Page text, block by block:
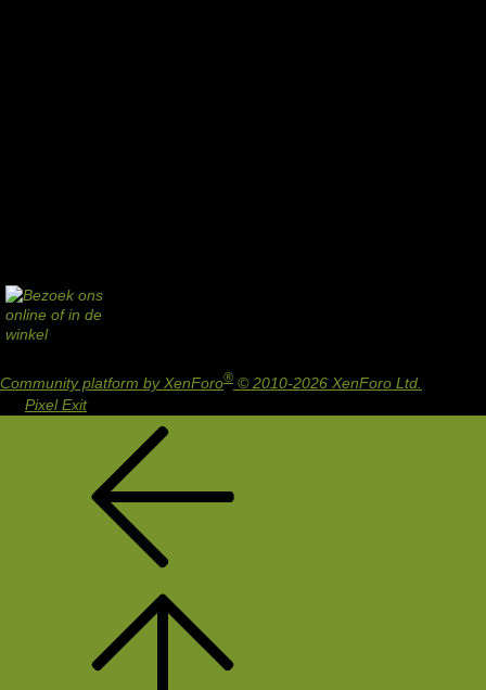
Community platform by XenForo® © 2010-2026 XenForo Ltd.
Pixel Exit